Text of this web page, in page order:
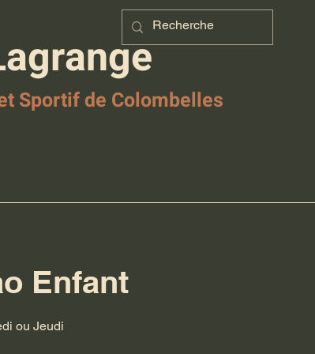
Sportif de Colombelles
Enfant
ou Jeudi